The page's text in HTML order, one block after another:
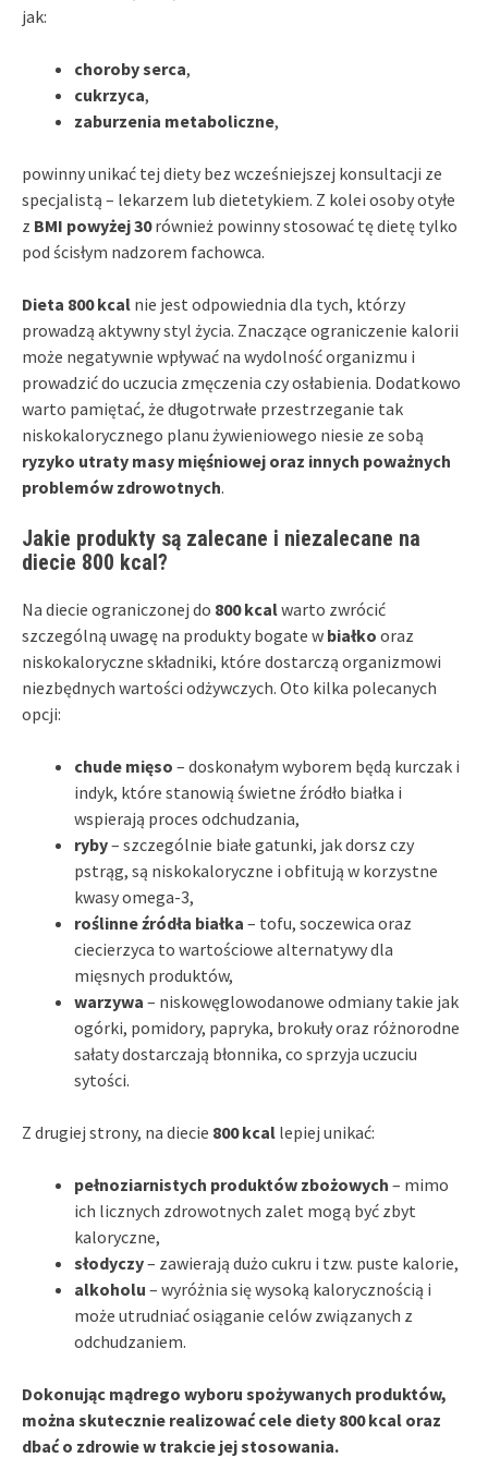
jak:
choroby serca,
cukrzyca,
zaburzenia metaboliczne,
powinny unikać tej diety bez wcześniejszej konsultacji ze
specjalistą – lekarzem lub dietetykiem. Z kolei osoby otyłe
z BMI powyżej 30również powinny stosować tę dietę tylko
pod ścisłym nadzorem fachowca.
Dieta 800 kcal nie jest odpowiednia dla tych, którzy
prowadzą aktywny styl życia. Znaczące ograniczenie kalorii
może negatywnie wpływać na wydolność organizmu i
prowadzić do uczucia zmęczenia czy osłabienia. Dodatkowo
warto pamiętać, że długotrwałe przestrzeganie tak
niskokalorycznego planu żywieniowego niesie ze sobą
ryzyko utraty masy mięśniowej oraz innych poważnych
problemów zdrowotnych.
Jakie produkty są zalecane i niezalecane na
diecie 800 kcal?
Na diecie ograniczonej do 800 kcalwarto zwrócić
szczególną uwagę na produkty bogate w białko oraz
niskokaloryczne składniki, które dostarczą organizmowi
niezbędnych wartości odżywczych. Oto kilka polecanych
opcji:
chude mięso – doskonałym wyborem będą kurczak i
indyk, które stanowią świetne źródło białka i
wspierają proces odchudzania,
ryby– szczególnie białe gatunki, jak dorsz czy
pstrąg, są niskokaloryczne i obfitują w korzystne
kwasy omega-3,
roślinne źródła białka – tofu, soczewica oraz
ciecierzyca to wartościowe alternatywy dla
mięsnych produktów,
warzywa – niskowęglowodanowe odmiany takie jak
ogórki, pomidory, papryka, brokuły oraz różnorodne
sałaty dostarczają błonnika, co sprzyja uczuciu
sytości.
Z drugiej strony, na diecie 800 kcal lepiej unikać:
pełnoziarnistych produktów zbożowych – mimo
ich licznych zdrowotnych zalet mogą być zbyt
kaloryczne,
słodyczy– zawierają dużo cukru i tzw. puste kalorie,
alkoholu – wyróżnia się wysoką kalorycznością i
może utrudniać osiąganie celów związanych z
odchudzaniem.
Dokonując mądrego wyboru spożywanych produktów,
można skutecznie realizować cele diety 800 kcal oraz
dbać o zdrowie w trakcie jej stosowania.